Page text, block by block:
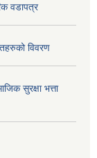
वडापत्र
विवरण
सुरक्षा भत्ता